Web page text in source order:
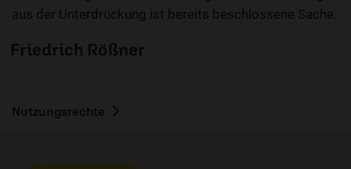
aus der Unterdrückung ist bereits beschlossene Sache.
Friedrich Rößner
Nutzungsrechte